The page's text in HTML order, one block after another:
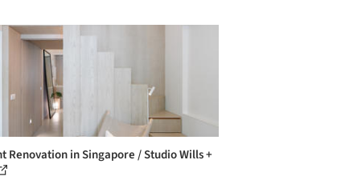
Renovation in Singapore / Studio Wills +